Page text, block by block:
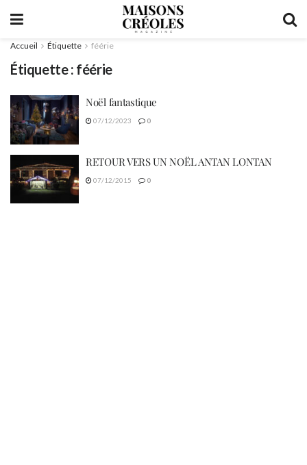
Accueil Étiquette féérie
Étiquette : féérie
Noël fantastique
07/12/2023 0
RETOUR VERS UN NOËL ANTAN LONTAN
07/12/2015 0